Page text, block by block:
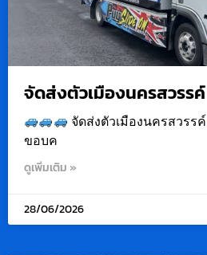
จัดส่งตัวเมืองนครสวรรค์
จัดส่งตัวเมืองนครสวรรค์
ขอบค
ดูเพิ่มเติม »
28/06/2026